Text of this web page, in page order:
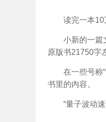
读完一本10
小新的一篇
原版书21750字
在一些号称
书里的内容。
“量子波动